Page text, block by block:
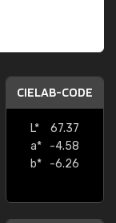
CIELAB-CODE
L*
67.37
a*
-4.58
b*
-6.26